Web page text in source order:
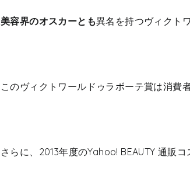
美容界のオスカーとも異名を持つヴィクト
このヴィクトワールドゥラボーテ賞は消費
さらに、2013年度のYahoo! BEAUTY 通販